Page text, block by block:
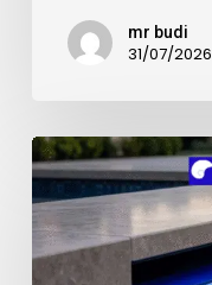
mr budi
31/07/2026
Kualitas
Material
Mosaic
Kolam